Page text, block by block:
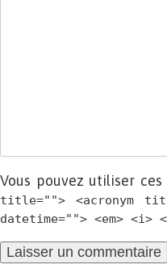
Vous pouvez utiliser
title=""> <acronym
datetime=""> <em>